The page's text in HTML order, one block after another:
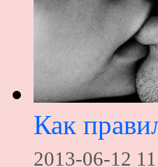
Как
2013-06-12